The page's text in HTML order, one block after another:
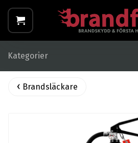
Kategorier
Brandsläckare